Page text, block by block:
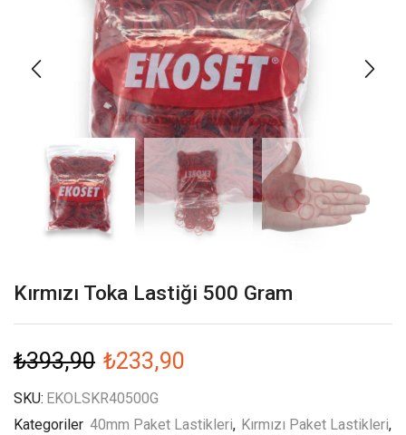
Kırmızı Toka Lastiği 500 Gram
₺393,90 ₺233,90
SKU: EKOLSKR40500G
Kategoriler 40mm Paket Lastikleri, Kırmızı Paket Lastikleri,